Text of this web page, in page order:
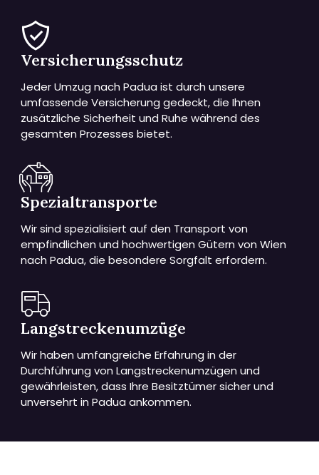
Versicherungsschutz
Jeder Umzug nach Padua ist durch unsere
umfassende Versicherung gedeckt, die Ihnen
zusätzliche Sicherheit und Ruhe während des
gesamten Prozesses bietet.
Spezialtransporte
Wir sind spezialisiert auf den Transport von
empfindlichen und hochwertigen Gütern von Wien
nach Padua, die besondere Sorgfalt erfordern.
Langstreckenumzüge
Wir haben umfangreiche Erfahrung in der
Durchführung von Langstreckenumzügen und
gewährleisten, dass Ihre Besitztümer sicher und
unversehrt in Padua ankommen.